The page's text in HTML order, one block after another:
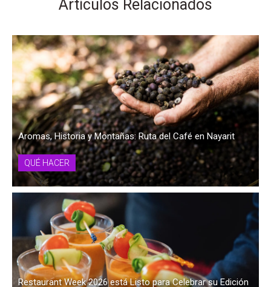
Artículos Relacionados
Aromas, Historia y Montañas: Ruta del Café en Nayarit
QUÉ HACER
Restaurant Week 2026 está Listo para Celebrar su Edición